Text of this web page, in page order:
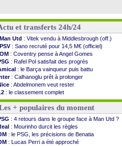
et transferts 24h/24
Man Utd : Vitek vendu à Middlesbrough (off.)
PSV : Sano recruté pour 14,5 M€ (officiel)
OM : Coventry pense à Angel Gomes
: Rafel Pol satisfait des progrès
: le Barça vainqueur puis battu
: Calhanoglu prêt à prolonger
: Abdelmonem veut rester
: le classement complet
: les résultats de la soirée
: Le Havre renversé par Oviedo
: Nice battu aux tirs au but
: Ivanovic proche de Lens
: Dupraz "alarmé" par la situation
: Alvarez, le Barça va revoir son offre
+ populaires du moment
: 4 retours dans le groupe face à Man Utd ?
: Mourinho durcit les règles
: le PSG, les précisions de Benatia
: Lucas Perri a été approché